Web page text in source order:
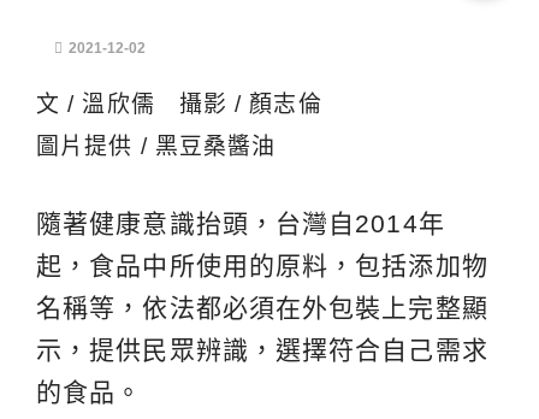
2021-12-02
文 / 溫欣儒 攝影 / 顏志倫
圖片提供 / 黑豆桑醬油
隨著健康意識抬頭，台灣自2014年
起，食品中所使用的原料，包括添加物
名稱等，依法都必須在外包裝上完整顯
示，提供民眾辨識，選擇符合自己需求
的食品。